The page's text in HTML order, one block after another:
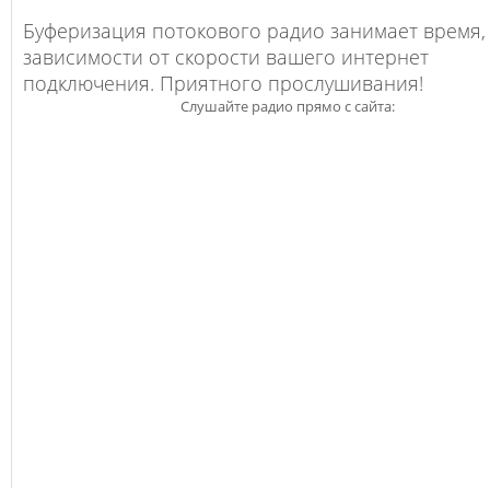
Буферизация потокового радио занимает время,
зависимости от скорости вашего интернет
подключения. Приятного прослушивания!
Слушайте радио прямо с сайта: